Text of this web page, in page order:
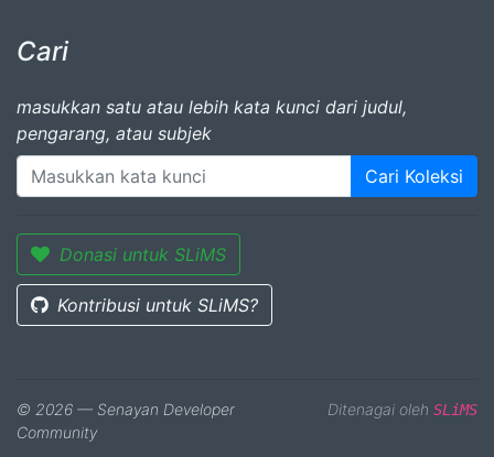
Cari
masukkan satu atau lebih kata kunci dari judul,
pengarang, atau subjek
Cari Koleksi
Donasi untuk SLiMS
Kontribusi untuk SLiMS?
© 2026 — Senayan Developer
Community
Ditenagai oleh SLiMS